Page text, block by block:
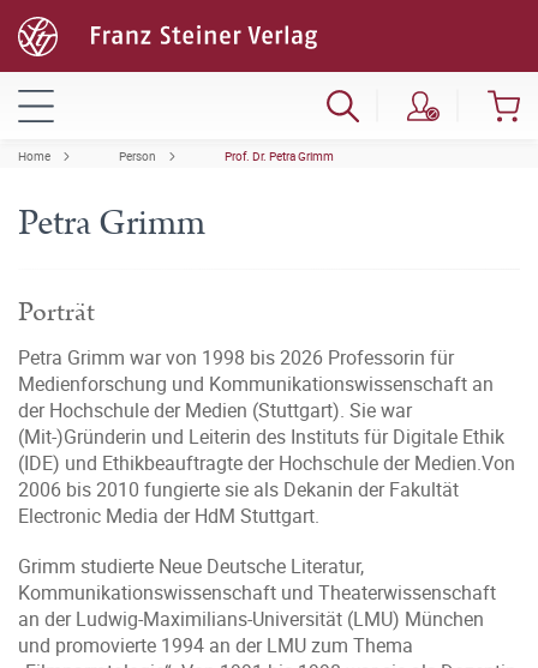
Home Person Prof. Dr. Petra Grimm
Petra Grimm
Porträt
Petra Grimm war von 1998 bis 2026 Professorin für
Medienforschung und Kommunikationswissenschaft an
der Hochschule der Medien (Stuttgart). Sie war
(Mit-)Gründerin und Leiterin des Instituts für Digitale Ethik
(IDE) und Ethikbeauftragte der Hochschule der Medien.Von
2006 bis 2010 fungierte sie als Dekanin der Fakultät
Electronic Media der HdM Stuttgart.
Grimm studierte Neue Deutsche Literatur,
Kommunikationswissenschaft und Theaterwissenschaft
an der Ludwig-Maximilians-Universität (LMU) München
und promovierte 1994 an der LMU zum Thema